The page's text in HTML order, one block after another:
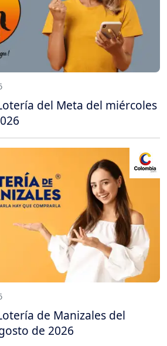
del Meta del miércoles
de Manizales del
de 2026